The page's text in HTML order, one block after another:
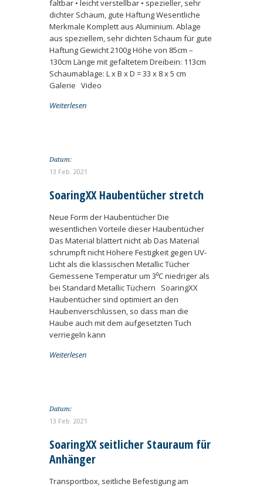
faltbar • leicht verstellbar • spezieller, sehr
dichter Schaum, gute Haftung Wesentliche
Merkmale Komplett aus Aluminium. Ablage
aus speziellem, sehr dichten Schaum für gute
Haftung Gewicht 2100g Höhe von 85cm –
130cm Länge mit gefaltetem Dreibein: 113cm
Schaumablage: L x B x D = 33 x 8 x 5 cm
Galerie Video
Weiterlesen
Datum:
13 Feb. 2021
SoaringXX Haubentücher stretch
Neue Form der Haubentücher Die
wesentlichen Vorteile dieser Haubentücher
Das Material blättert nicht ab Das Material
schrumpft nicht Höhere Festigkeit gegen UV-
Licht als die klassischen Metallic Tücher
Gemessene Temperatur um 3⁰C niedriger als
bei Standard Metallic Tüchern SoaringXX
Haubentücher sind optimiert an den
Haubenverschlüssen, so dass man die
Haube auch mit dem aufgesetzten Tuch
verriegeln kann
Weiterlesen
Datum:
13 Feb. 2021
SoaringXX seitlicher Stauraum für
Anhänger
Transportbox, seitliche Befestigung am